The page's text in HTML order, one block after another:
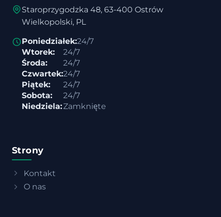
Staroprzygodzka 48, 63-400 Ostrów
Wielkopolski, PL
Poniedziałek:24/7
Wtorek:
24/7
Środa:
24/7
Czwartek:24/7
Piątek:
24/7
Sobota:
24/7
Niedziela:Zamknięte
Strony
Kontakt
O nas